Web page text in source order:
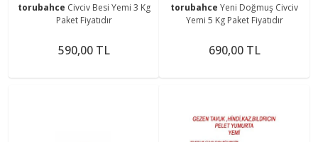
torubahce Civciv Besi Yemi 3 Kg
Paket Fiyatıdır
590,00 TL
torubahce Yeni Doğmuş Civciv
Yemi 5 Kg Paket Fiyatıdır
690,00 TL